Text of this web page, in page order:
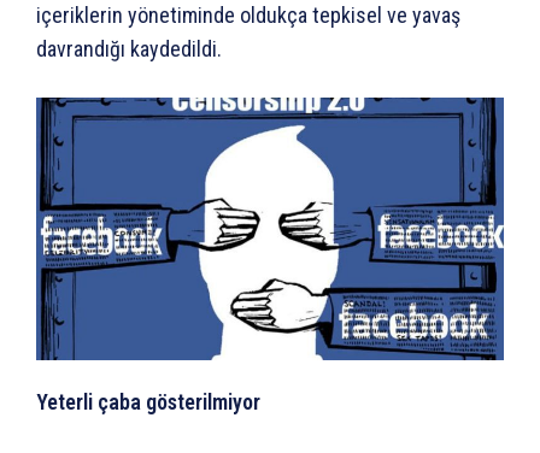
içeriklerin yönetiminde oldukça tepkisel ve yavaş
davrandığı kaydedildi.
Yeterli çaba gösterilmiyor